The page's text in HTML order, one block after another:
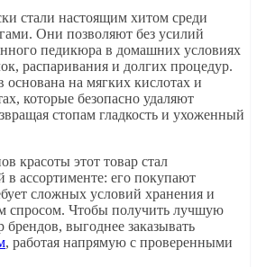
стали настоящим хитом среди
Они позволяют без усилий
педикюра в домашних условиях
распаривания и долгих процедур.
основана на мягких кислотах и
которые безопасно удаляют
стопам гладкость и ухоженный
красоты этот товар стал
в ассортименте: его покупают
сложных условий хранения и
спросом. Чтобы получить лучшую
выгоднее заказывать
, работая напрямую с проверенными